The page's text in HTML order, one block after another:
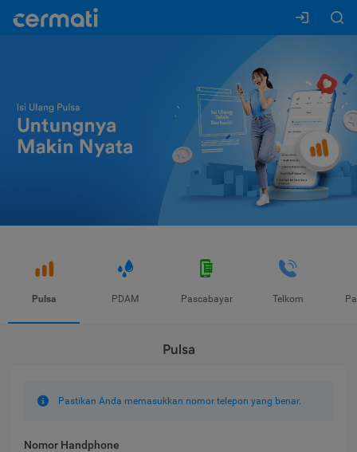
Pulsa PDAM Pascabayar Telkom
Pulsa
Pastikan Anda memasukkan nomor telepon yang benar.
Nomor Handphone